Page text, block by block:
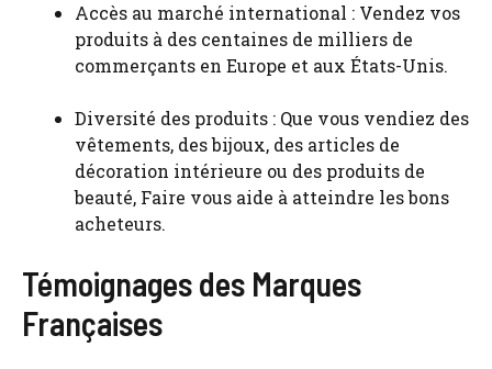
Accès au marché international : Vendez vos
produits à des centaines de milliers de
commerçants en Europe et aux États-Unis.
Diversité des produits : Que vous vendiez des
vêtements, des bijoux, des articles de
décoration intérieure ou des produits de
beauté, Faire vous aide à atteindre les bons
acheteurs.
Témoignages des Marques
Françaises